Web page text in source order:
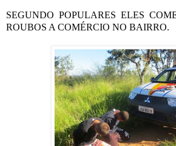
SEGUNDO POPULARES ELES
ROUBOS A COMÉRCIO NO BAIRRO.